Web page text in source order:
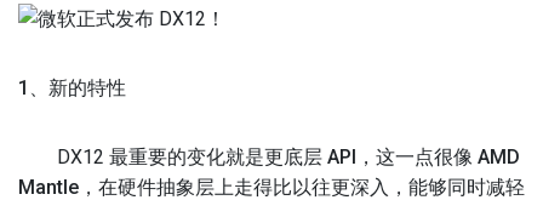
1、新的特性
DX12 最重要的变化就是更底层 API，这一点很像 AMD
Mantle，在硬件抽象层上走得比以往更深入，能够同时减轻